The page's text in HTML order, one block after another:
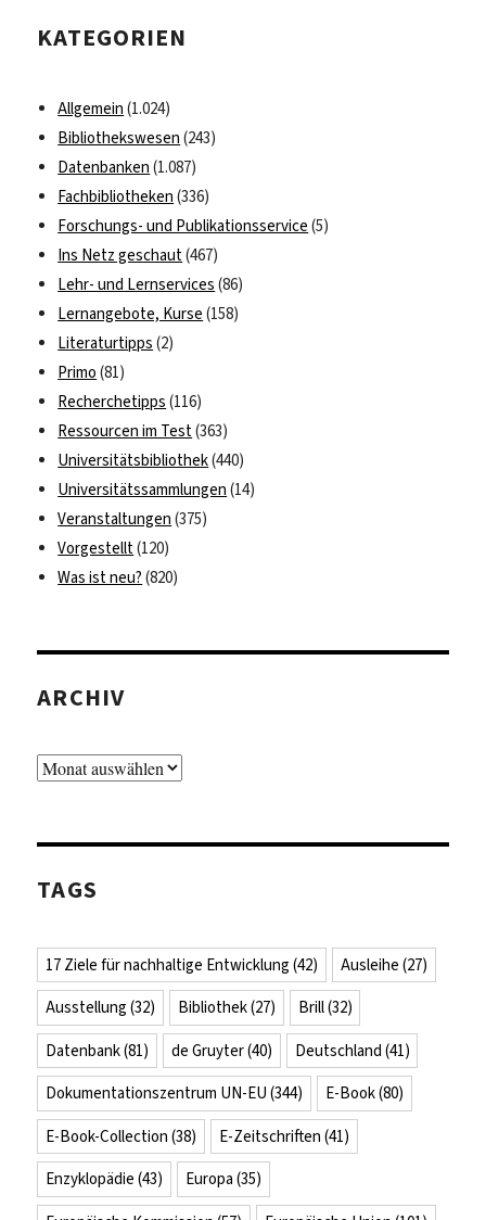
Europas
KATEGORIEN
Allgemein (1.024)
Bibliothekswesen (243)
Datenbanken (1.087)
Fachbibliotheken (336)
Forschungs- und Publikationsservice (5)
Ins Netz geschaut(467)
Lehr- und Lernservices (86)
Lernangebote, Kurse (158)
Literaturtipps (2)
Primo (81)
Recherchetipps (116)
Ressourcen im Test(363)
Universitätsbibliothek(440)
Universitätssammlungen (14)
Veranstaltungen (375)
Vorgestellt(120)
Was ist neu? (820)
ARCHIV
Archiv
TAGS
17 Ziele für nachhaltige Entwicklung (42) Ausleihe (27)
Ausstellung (32) Bibliothek(27) Brill(32)
Datenbank(81) de Gruyter(40) Deutschland (41)
Dokumentationszentrum UN-EU (344) E-Book(80)
E-Book-Collection (38) E-Zeitschriften (41)
Enzyklopädie (43) Europa (35)